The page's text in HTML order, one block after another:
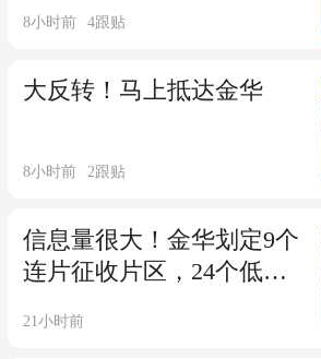
8小时前 4跟贴
大反转！马上抵达金华
8小时前 2跟贴
信息量很大！金华划定9个
连片征收片区，24个低效
治主导片区！江北核心、
21小时前